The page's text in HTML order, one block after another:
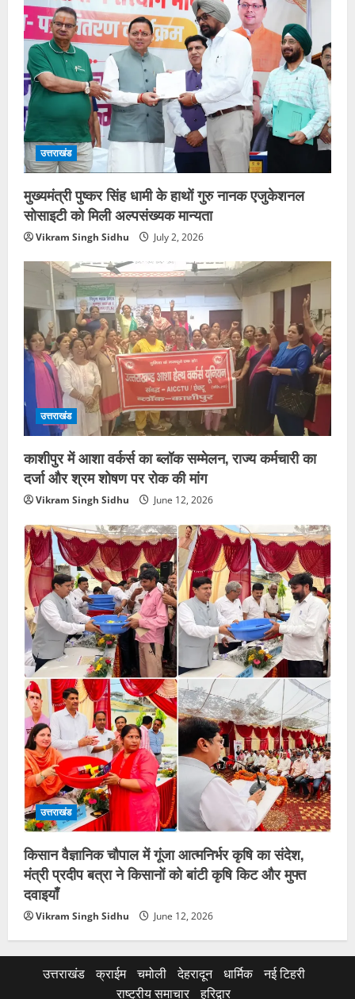
उत्तराखंड
मुख्यमंत्री पुष्कर सिंह धामी के हाथों गुरु नानक एजुकेशनल
सोसाइटी को मिली अल्पसंख्यक मान्यता
Vikram Singh Sidhu July 2, 2026
उत्तराखंड
काशीपुर में आशा वर्कर्स का ब्लॉक सम्मेलन, राज्य कर्मचारी का
दर्जा और श्रम शोषण पर रोक की मांग
Vikram Singh Sidhu June 12, 2026
उत्तराखंड
किसान वैज्ञानिक चौपाल में गूंजा आत्मनिर्भर कृषि का संदेश,
मंत्री प्रदीप बत्रा ने किसानों को बांटी कृषि किट और मुफ्त
दवाइयाँ
Vikram Singh Sidhu June 12, 2026
उत्तराखंड क्राईम चमोली देहरादून धार्मिक
नई टिहरी
राष्ट्रीय समाचार
हरिद्वार